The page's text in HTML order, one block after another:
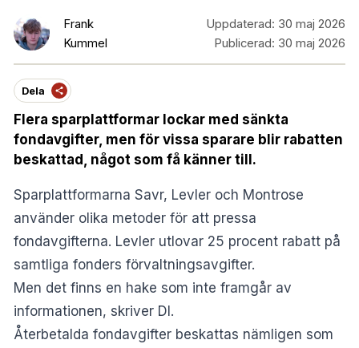
Frank
Kummel
Uppdaterad: 30 maj 2026
Publicerad: 30 maj 2026
Dela
Flera sparplattformar lockar med sänkta
fondavgifter, men för vissa sparare blir rabatten
beskattad, något som få känner till.
Sparplattformarna Savr, Levler och Montrose
använder olika metoder för att pressa
fondavgifterna. Levler utlovar 25 procent rabatt på
samtliga fonders förvaltningsavgifter.
Men det finns en hake som inte framgår av
informationen, skriver DI.
Återbetalda fondavgifter beskattas nämligen som